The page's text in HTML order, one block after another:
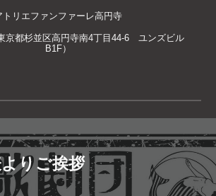
トリエファンファーレ高円寺
京都杉並区高円寺南4丁目44-6 ユンズビル
B1F）
りご挨拶